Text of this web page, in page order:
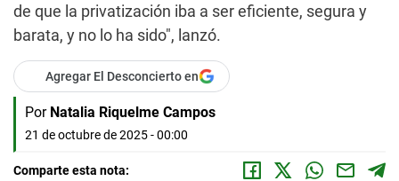
de que la privatización iba a ser eficiente, segura y
barata, y no lo ha sido", lanzó.
Agregar El Desconcierto en
Por Natalia Riquelme Campos
21 de octubre de 2025 - 00:00
Comparte esta nota: